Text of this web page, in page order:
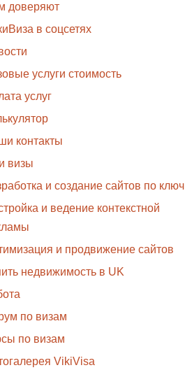
доверяют
в соцсетях
услуги стоимость
услуг
контакты
визы
и создание сайтов по ключ
и ведение контекстной
и продвижение сайтов
недвижимость в UK
по визам
по визам
VikiVisa